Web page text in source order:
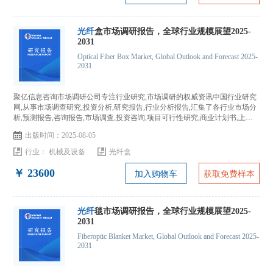
光纤盒市场调研报告，全球行业规模展望2025-
2031
Optical Fiber Box Market, Global Outlook and Forecast 2025-
2031
聚亿信息咨询市场调研公司专注行业研究,市场调研的权威资讯中国行业研究
网,从事市场调查研究,投资分析,研究报告,行业分析报告,汇集了各行业市场分
析,预测报告,咨询报告,市场调查,投资咨询,项目可行性研究,商业计划书,上市
出版时间：2025-08-05
行业：机械及设备 光纤盒
￥ 23600 加入购物车 获取免费样本
光纤毯市场调研报告，全球行业规模展望2025-
2031
Fiberoptic Blanket Market, Global Outlook and Forecast 2025-
2031